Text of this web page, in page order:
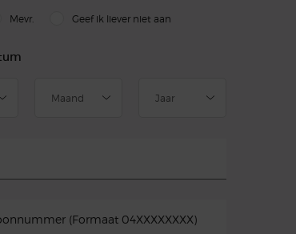
Mevr. Geef ik liever niet aan
(Formaat 04XXXXXXXX)